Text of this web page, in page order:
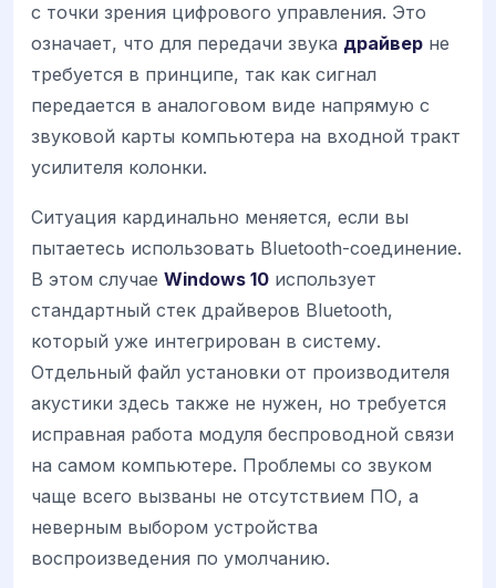
с точки зрения цифрового управления. Это
означает, что для передачи звука драйвер не
требуется в принципе, так как сигнал
передается в аналоговом виде напрямую с
звуковой карты компьютера на входной тракт
усилителя колонки.
Ситуация кардинально меняется, если вы
пытаетесь использовать Bluetooth-соединение.
В этом случае Windows 10 использует
стандартный стек драйверов Bluetooth,
который уже интегрирован в систему.
Отдельный файл установки от производителя
акустики здесь также не нужен, но требуется
исправная работа модуля беспроводной связи
на самом компьютере. Проблемы со звуком
чаще всего вызваны не отсутствием ПО, а
неверным выбором устройства
воспроизведения по умолчанию.